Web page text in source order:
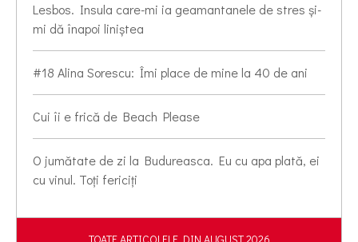
Lesbos. Insula care-mi ia geamantanele de stres și-
mi dă înapoi liniștea
#18 Alina Sorescu: Îmi place de mine la 40 de ani
Cui îi e frică de Beach Please
O jumătate de zi la Budureasca. Eu cu apa plată, ei
cu vinul. Toți fericiți